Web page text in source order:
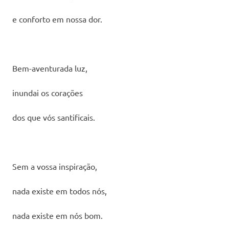
e conforto em nossa dor.
Bem-aventurada luz,
inundai os corações
dos que vós santificais.
Sem a vossa inspiração,
nada existe em todos nós,
nada existe em nós bom.